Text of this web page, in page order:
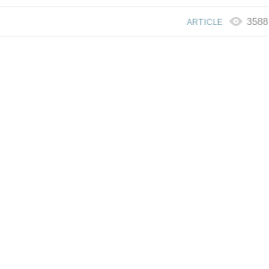
ARTICLE 3588